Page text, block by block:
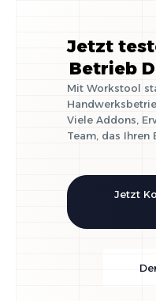
Jetzt
Betrieb
Mit Workstool
Viele Addons,
Team, das
Jetzt